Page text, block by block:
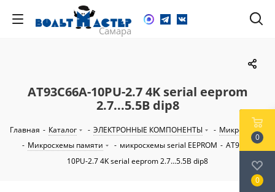
AT93C66A-10PU-2.7 4K serial eeprom
2.7...5.5В dip8
Главная - Каталог - ЭЛЕКТРОННЫЕ КОМПОНЕНТЫ - Микросхемы
- Микросхемы памяти - микросхемы serial EEPROM - AT93C66A-
10PU-2.7 4K serial eeprom 2.7...5.5В dip8
0
0